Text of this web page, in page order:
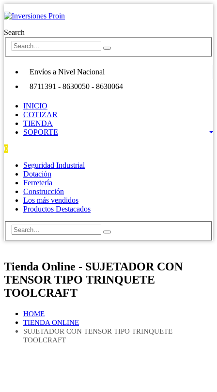
Search
Envíos a Nivel Nacional
8711391 - 8630050 - 8630064
INICIO
COTIZAR
TIENDA
SOPORTE
0
Seguridad Industrial
Dotación
Ferretería
Construcción
Los más vendidos
Productos Destacados
Tienda Online - SUJETADOR CON
TENSOR TIPO TRINQUETE
TOOLCRAFT
HOME
TIENDA ONLINE
SUJETADOR CON TENSOR TIPO TRINQUETE
TOOLCRAFT